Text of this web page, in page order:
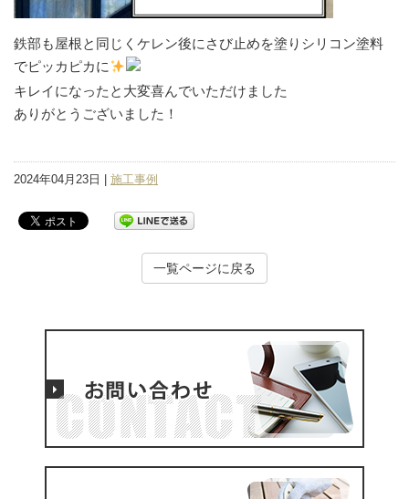
鉄部も屋根と同じくケレン後にさび止めを塗りシリコン塗料
でピッカピカに
キレイになったと大変喜んでいただけました
ありがとうございました！
2024年04月23日 | 施工事例
一覧ページに戻る